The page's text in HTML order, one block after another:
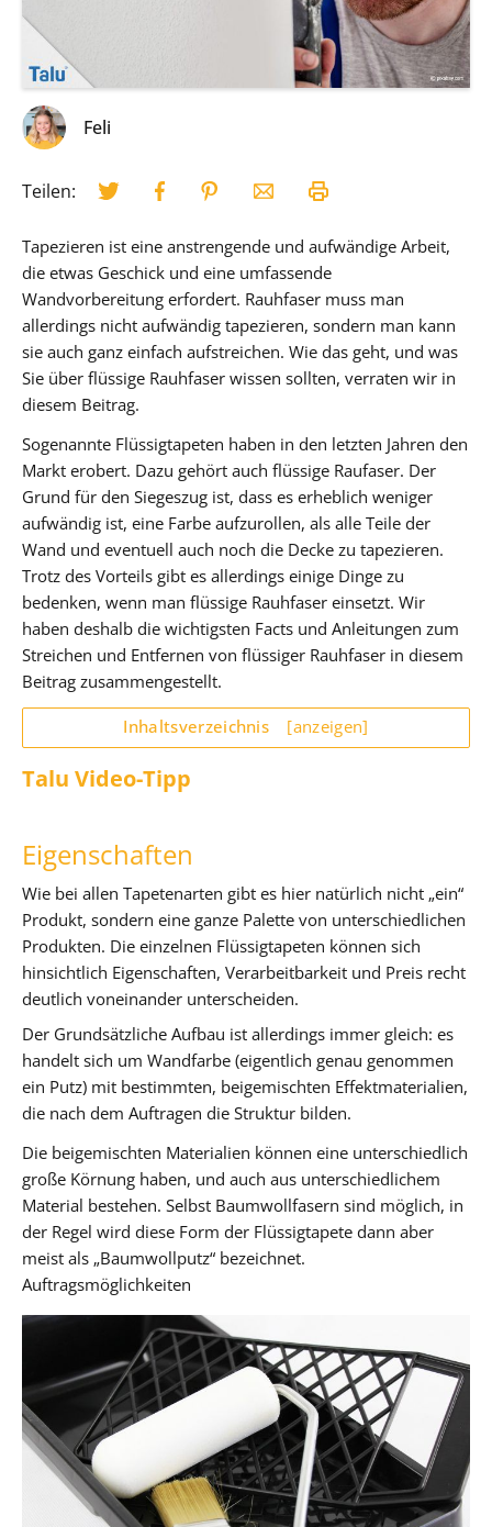
Feli
Teilen:
Tapezieren ist eine anstrengende und aufwändige Arbeit,
die etwas Geschick und eine umfassende
Wandvorbereitung erfordert. Rauhfaser muss man
allerdings nicht aufwändig tapezieren, sondern man kann
sie auch ganz einfach aufstreichen. Wie das geht, und was
Sie über flüssige Rauhfaser wissen sollten, verraten wir in
diesem Beitrag.
Sogenannte Flüssigtapeten haben in den letzten Jahren den
Markt erobert. Dazu gehört auch flüssige Raufaser. Der
Grund für den Siegeszug ist, dass es erheblich weniger
aufwändig ist, eine Farbe aufzurollen, als alle Teile der
Wand und eventuell auch noch die Decke zu tapezieren.
Trotz des Vorteils gibt es allerdings einige Dinge zu
bedenken, wenn man flüssige Rauhfaser einsetzt. Wir
haben deshalb die wichtigsten Facts und Anleitungen zum
Streichen und Entfernen von flüssiger Rauhfaser in diesem
Beitrag zusammengestellt.
Inhaltsverzeichnis [anzeigen]
Talu Video-Tipp
Eigenschaften
Wie bei allen Tapetenarten gibt es hier natürlich nicht „ein“
Produkt, sondern eine ganze Palette von unterschiedlichen
Produkten. Die einzelnen Flüssigtapeten können sich
hinsichtlich Eigenschaften, Verarbeitbarkeit und Preis recht
deutlich voneinander unterscheiden.
Der Grundsätzliche Aufbau ist allerdings immer gleich: es
handelt sich um Wandfarbe (eigentlich genau genommen
ein Putz) mit bestimmten, beigemischten Effektmaterialien,
die nach dem Auftragen die Struktur bilden.
Die beigemischten Materialien können eine unterschiedlich
große Körnung haben, und auch aus unterschiedlichem
Material bestehen. Selbst Baumwollfasern sind möglich, in
der Regel wird diese Form der Flüssigtapete dann aber
meist als „Baumwollputz“ bezeichnet.
Auftragsmöglichkeiten